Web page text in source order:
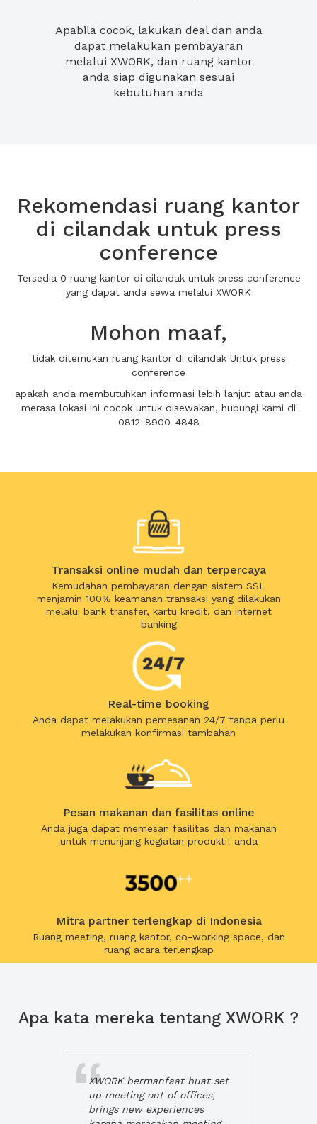
Apabila cocok, lakukan deal dan anda
dapat melakukan pembayaran
melalui XWORK, dan ruang kantor
anda siap digunakan sesuai
kebutuhan anda
Rekomendasi ruang kantor
di cilandak untuk press
conference
Tersedia 0 ruang kantor di cilandak untuk press conference
yang dapat anda sewa melalui XWORK
Mohon maaf,
tidak ditemukan ruang kantor di cilandak Untuk press
conference
apakah anda membutuhkan informasi lebih lanjut atau anda
merasa lokasi ini cocok untuk disewakan, hubungi kami di
0812-8900-4848
Transaksi online mudah dan terpercaya
Kemudahan pembayaran dengan sistem SSL
menjamin 100% keamanan transaksi yang dilakukan
melalui bank transfer, kartu kredit, dan internet
banking
Real-time booking
Anda dapat melakukan pemesanan 24/7 tanpa perlu
melakukan konfirmasi tambahan
Pesan makanan dan fasilitas online
Anda juga dapat memesan fasilitas dan makanan
untuk menunjang kegiatan produktif anda
Mitra partner terlengkap di Indonesia
Ruang meeting, ruang kantor, co-working space, dan
ruang acara terlengkap
Apa kata mereka tentang XWORK ?
XWORK bermanfaat buat set
up meeting out of offices,
brings new experiences